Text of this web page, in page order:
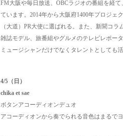
FM大阪や毎日放送、OBCラジオの番組を経
ています。2014年から大阪府1400年プロジェ
（大道）PR大使に選ばれる。また、新聞コラ
雑誌モデル、旅番組やグルメのテレビレポー
ミュージシャンだけでなくタレントとしても活
4/5（日）
chika et sae
ボタンアコーディオンデュオ
アコーディオンから奏でられる音色はまるで